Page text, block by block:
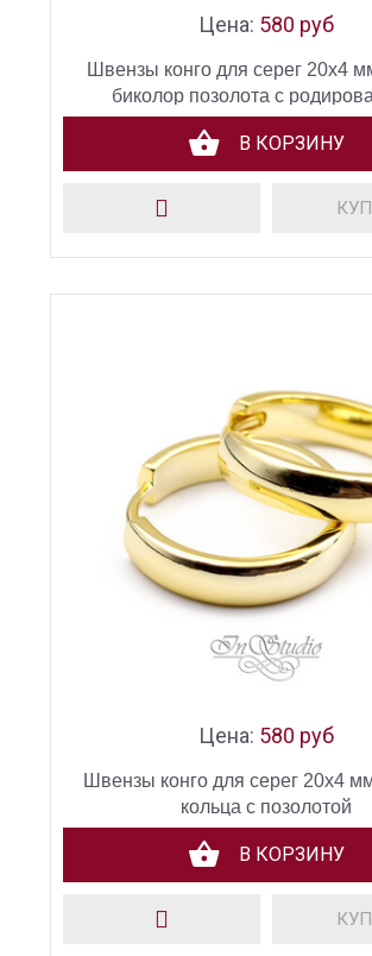
Цена: 580 руб
Швензы конго для серег 20х4
биколор позолота с
В КОРЗИНУ
Цена: 580 руб
Швензы конго для серег 20х4
кольца с позолотой
В КОРЗИНУ